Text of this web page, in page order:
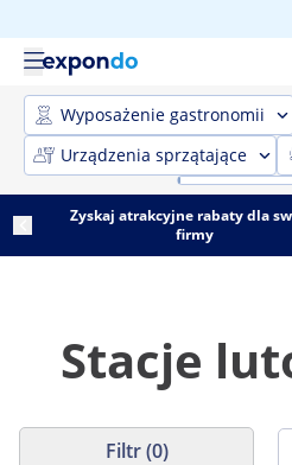
Wyposażenie gastronomii
Urządzenia sprzątające
Zyskaj atrakcyjne rabaty dla
firmy
Stacje
Filtr (0)